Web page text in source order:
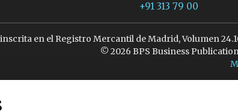
+91 313 79 00
inscrita en el Registro Mercantil de Madrid, Volumen
© 2026 BPS Business